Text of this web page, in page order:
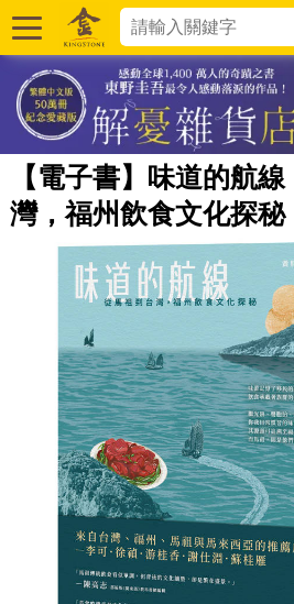
【電子書】味道的航
灣，福州飲食文化探秘